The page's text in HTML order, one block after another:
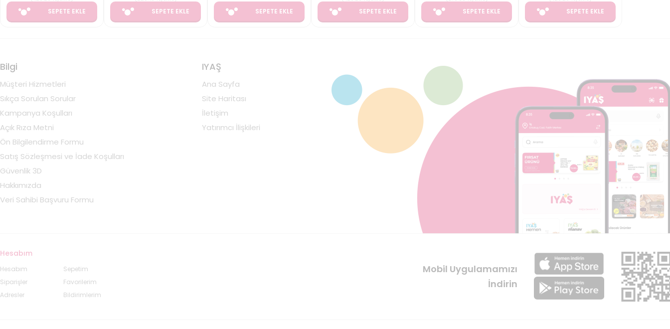
SEPETE EKLE SEPETE EKLE SEPETE EKLE SEPETE EKLE SEPETE EKLE SEPETE EKLE
Bilgi
Müşteri Hizmetleri
Sıkça Sorulan Sorular
Kampanya Koşulları
Açık Rıza Metni
Ön Bilgilendirme Formu
Satış Sözleşmesi ve İade Koşulları
Güvenlik 3D
Hakkımızda
Veri Sahibi Başvuru Formu
IYAŞ
Ana Sayfa
Site Haritası
İletişim
Yatırımcı İlişkileri
Hesabım
Hesabım
Siparişler
Adresler
Sepetim
Favorilerim
Bildirimlerim
Mobil Uygulamamızı
İndirin